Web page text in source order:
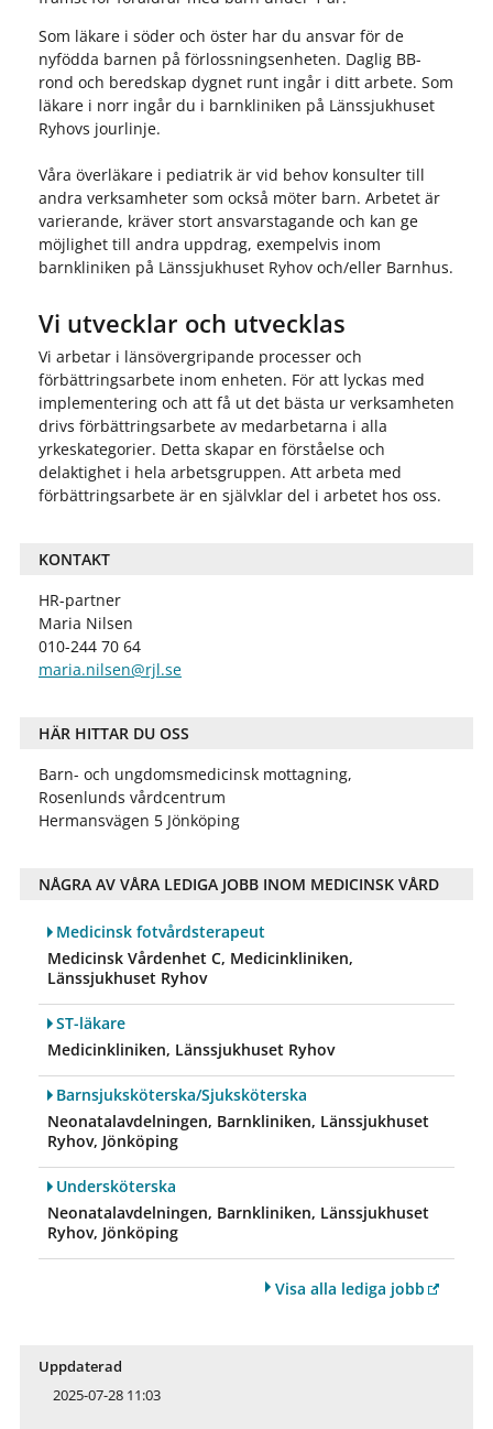
Som läkare i söder och öster har du ansvar för de
nyfödda barnen på förlossningsenheten. Daglig BB-
rond och beredskap dygnet runt ingår i ditt arbete. Som
läkare i norr ingår du i barnkliniken på Länssjukhuset
Ryhovs jourlinje.
Våra överläkare i pediatrik är vid behov konsulter till
andra verksamheter som också möter barn. Arbetet är
varierande, kräver stort ansvarstagande och kan ge
möjlighet till andra uppdrag, exempelvis inom
barnkliniken på Länssjukhuset Ryhov och/eller Barnhus.
Vi utvecklar och utvecklas
Vi arbetar i länsövergripande processer och
förbättringsarbete inom enheten. För att lyckas med
implementering och att få ut det bästa ur verksamheten
drivs förbättringsarbete av medarbetarna i alla
yrkeskategorier. Detta skapar en förståelse och
delaktighet i hela arbetsgruppen. Att arbeta med
förbättringsarbete är en självklar del i arbetet hos oss.
KONTAKT
HR-partner
Maria Nilsen
010-244 70 64
maria.nilsen@rjl.se
HÄR HITTAR DU OSS
Barn- och ungdomsmedicinsk mottagning,
Rosenlunds vårdcentrum
Hermansvägen 5 Jönköping
NÅGRA AV VÅRA LEDIGA JOBB INOM MEDICINSK VÅRD
Medicinsk fotvårdsterapeut
Medicinsk Vårdenhet C, Medicinkliniken,
Länssjukhuset Ryhov
ST-läkare
Medicinkliniken, Länssjukhuset Ryhov
Barnsjuksköterska/Sjuksköterska
Neonatalavdelningen, Barnkliniken, Länssjukhuset
Ryhov, Jönköping
Undersköterska
Neonatalavdelningen, Barnkliniken, Länssjukhuset
Ryhov, Jönköping
Visa alla lediga jobb
Uppdaterad
2025-07-28 11:03